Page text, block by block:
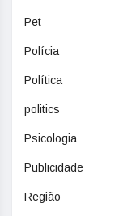
Pet
Polícia
Política
politics
Psicologia
Publicidade
Região